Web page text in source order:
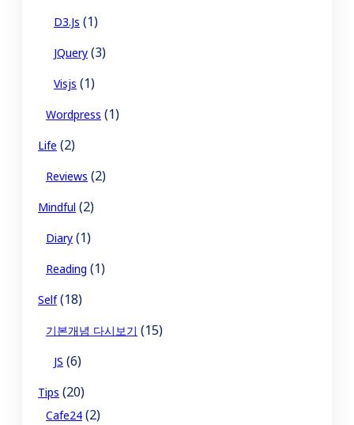
D3.js (1)
JQuery (3)
Visjs (1)
Wordpress (1)
Life (2)
Reviews (2)
Mindful (2)
Diary (1)
Reading (1)
Self(18)
기본개념 다시보기 (15)
JS (6)
Tips (20)
Cafe24 (2)